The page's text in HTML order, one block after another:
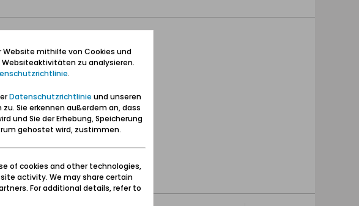
Website mithilfe von Cookies und
zu analysieren.
.
Datenschutzrichtlinie und unseren
Sie erkennen außerdem an, dass
und Sie der Erhebung, Speicherung
gehostet wird, zustimmen.
of cookies and other technologies,
activity. We may share certain
For additional details, refer to